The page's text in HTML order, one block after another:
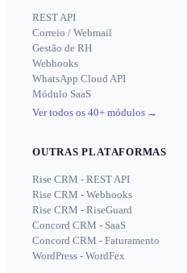
REST API
Correio / Webmail
Gestão de RH
Webhooks
WhatsApp Cloud API
Módulo SaaS
Ver todos os 40+ módulos →
OUTRAS PLATAFORMAS
Rise CRM - REST API
Rise CRM - Webhooks
Rise CRM - RiseGuard
Concord CRM - SaaS
Concord CRM - Faturamento
WordPress - WordFex